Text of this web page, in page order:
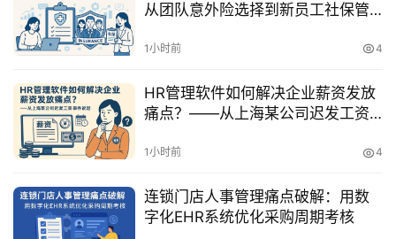
从团队意外险选择到新员工社保管
1小时前 4
HR管理软件如何解决企业薪资发放
痛点？——从上海某公司迟发工资
1小时前 4
连锁门店人事管理痛点破解：用数
字化EHR系统优化采购周期考核